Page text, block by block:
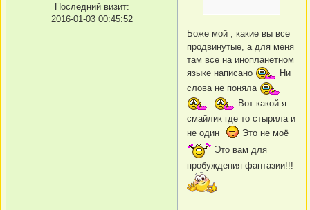
Последний визит:
2016-01-03 00:45:52
Боже мой , какие вы все
продвинутые, а для меня
там все на инопланетном
языке написано
Ни
слова не поняла
Вот какой я
смайлик где то стырила и
не один
Это не моё
Это вам для
пробуждения фантазии!!!